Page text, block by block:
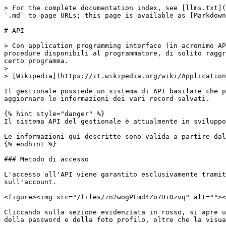
> For the complete documentation index, see [llms.txt](https://docs.openstamanager.com/llms.txt). Markdown versions of documentation pages are available by appending `.md` to page URLs; this page is available as [Markdown](https://docs.openstamanager.com/2.10/configurazioni/introduzione.md).

# API

> Con application programming interface (in acronimo API, in italiano interfaccia di programmazione di un'applicazione), in informatica, si indica ogni insieme di procedure disponibili al programmatore, di solito raggruppate a formare un set di strumenti specifici per l'espletamento di un determinato compito all'interno di un certo programma.
>
> [Wikipedia](https://it.wikipedia.org/wiki/Application_programming_interface)

Il gestionale possiede un sistema di API basilare che permette di ottenere i dati registrati al suo interno attraverso un'interfaccia comune, oltre che di creare e aggiornare le informazioni dei vari record salvati.

{% hint style="danger" %}
Il sistema API del gestionale è attualmente in sviluppo, e pertanto le funzioni disponibili potrebbero essere piuttosto ridotte.

Le informazioni qui descritte sono valida a partire dalla versione 2.4 del gestionale.
{% endhint %}

### Metodo di accesso

L'accesso all'API viene garantito esclusivamente tramite il token personale di accesso dell'utente, individuabile nella sezione dedicata alle informazioni sull'account.

<figure><img src="/files/zn2wogPFmd4Zo7HiDzvq" alt=""><figcaption></figcaption></figure>

Cliccando sulla sezione evidenziata in rosso, si apre una pagina dedicata alla visualizzazione delle informazioni personali dell'utente e che permette la modifica della password e della foto profilo, oltre che la visualizzazione del token per l'API.

<figure><img src="/files/JWm3ydKsKCDzJd63utVw" alt=""><figcaption></figcaption></figure>

Nella sezione denominata **API** sono disponibili il token e l'URL per accedere al sistema API del gestionale.

In alternativa, è disponibile la seguente risorsa dedicata per l'accesso direttamente da API.

## Richiesta di accesso

<mark style="color:orange;">`PUT`</mark> `http://localhost/openstamanager/api`

Si ricordi che, come indicato in Modalità di utilizzo, il contenuto della richiesta deve essere formattato come JSON:

`{"resource":"login", "username": "<username>", "password", "<password>"}`

#### Request Body

| Name     | Type   | Description               |
| -------- | ------ | ------------------------- |
| resource | string | Nome della risorsa: login |
| username | string | Username dell'utente      |
| password | string | Password dell'utente      |

{% tabs %}
{% tab title="200 " %}

```
```

{% endtab %}
{% endtabs %}

### Gestione degli accessi

E' disponibile un sistema di gestione degli accessi basilare per l'amministratore del gestionale, che può abilitare l'accesso degli utenti attraverso il modulo [**Utenti e permessi**](/2.10/openstamanager/modules/strumenti/gestione-accessi/utentiepermessi.md).

{% hint style="warning" %}
Non è al momento disponibile un sistema di permessi per il sistema API, e pertanto chiunque possegga un token può accedere a tutte le informazioni che l'API rende disponibile.
{% endhint %}

### Messaggi di